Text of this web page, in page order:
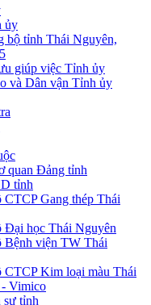
ủy
bộ tỉnh Thái Nguyên,
giúp việc Tỉnh ủy
và Dân vận Tỉnh ủy
quan Đảng tỉnh
tỉnh
Gang thép Thái
Đại học Thái Nguyên
Bệnh viện TW Thái
CTCP Kim loại màu Thái
Vimico
sự tỉnh